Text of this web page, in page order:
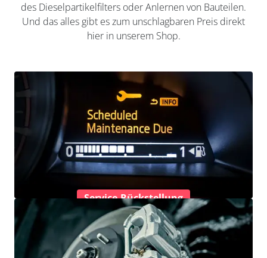
des Dieselpartikelfilters oder Anlernen von Bauteilen.
Und das alles gibt es zum unschlagbaren Preis direkt
hier in unserem Shop.
Service-Rückstellung